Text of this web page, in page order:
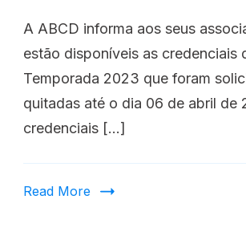
A ABCD informa aos seus
estão disponíveis as credenciais
Temporada 2023 que foram
quitadas até o dia 06 de abril de
credenciais […]
Read More